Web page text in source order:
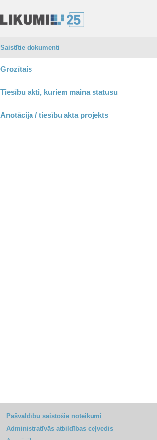
Saistītie dokumenti
Grozītais
Tiesību akti, kuriem maina statusu
Anotācija / tiesību akta projekts
Pašvaldību saistošie noteikumi
Administratīvās atbildības ceļvedis